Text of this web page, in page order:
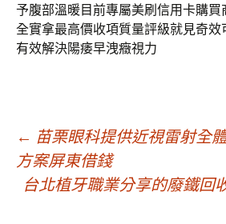
予腹部溫暖目前專屬美刷信用卡購買
全實拿最高價收項質量評級就見奇效
有效解決陽痿早洩癥視力
文
章
← 苗栗眼科提供近視雷射全
方案屏東借錢
台北植牙職業分享的廢鐵回